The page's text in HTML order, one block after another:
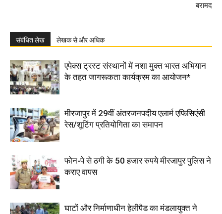
बरामद
संबंधित लेख लेखक से और अधिक
एपेक्स ट्रस्ट संस्थानों में नशा मुक्त भारत अभियान
के तहत जागरूकता कार्यक्रम का आयोजन*
मीरजापुर में 29वीं अंतरजनपदीय एलार्म एफिसिएंसी
रेस/शूटिंग प्रतियोगिता का समापन
फोन-पे से ठगी के 50 हजार रुपये मीरजापुर पुलिस ने
कराए वापस
घाटों और निर्माणाधीन हेलीपैड का मंडलायुक्त ने